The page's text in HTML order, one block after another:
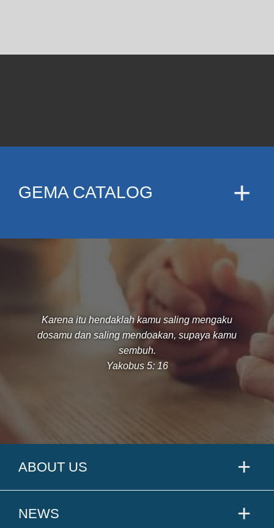
GEMA CATALOG
Karena itu hendaklah kamu saling mengaku
dosamu dan saling mendoakan, supaya kamu
sembuh.
Yakobus 5: 16
ABOUT US
NEWS